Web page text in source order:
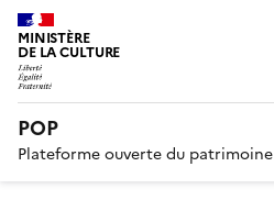
MINISTÈRE
DE LA CULTURE
POP
Plateforme ouverte du patrimoine